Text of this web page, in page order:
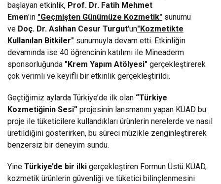
başlayan etkinlik, Prof. Dr. Fatih Mehmet
Emen'in "Geçmişten Günümüze Kozmetik" sunumu
ve Doç. Dr. Aslıhan Cesur Turgut'un"Kozmetikte
Kullanılan Bitkiler" sunumuyla devam etti. Etkinliğin
devamında ise 40 öğrencinin katılımı ile Mineaderm
sponsorluğunda "Krem Yapım Atölyesi" gerçekleştirerek
çok verimli ve keyifli bir etkinlik gerçekleştirildi.
Geçtiğimiz aylarda Türkiye’de ilk olan “Türkiye
Kozmetiğinin Sesi” projesinin lansmanını yapan KÜAD bu
proje ile tüketicilere kullandıkları ürünlerin nerelerde ve nasıl
üretildiğini gösterirken, bu süreci müzikle zenginleştirerek
benzersiz bir deneyim sundu.
Yine Türkiye’de bir ilki gerçekleştiren Formun Üstü KÜAD,
kozmetik ürünlerin güvenliği ve tüketici bilinçlenmesini